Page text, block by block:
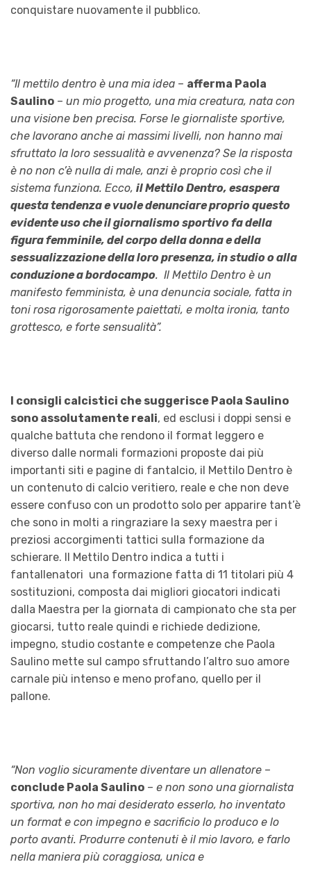
conquistare nuovamente il pubblico.
“Il mettilo dentro è una mia idea – afferma Paola
Saulino – un mio progetto, una mia creatura, nata con
una visione ben precisa. Forse le giornaliste sportive,
che lavorano anche ai massimi livelli, non hanno mai
sfruttato la loro sessualità e avvenenza? Se la risposta
è no non c’è nulla di male, anzi è proprio così che il
sistema funziona. Ecco, il Mettilo Dentro, esaspera
questa tendenza e vuole denunciare proprio questo
evidente uso che il giornalismo sportivo fa della
figura femminile, del corpo della donna e della
sessualizzazione della loro presenza, in studio o alla
conduzione a bordocampo. Il Mettilo Dentro è un
manifesto femminista, è una denuncia sociale, fatta in
toni rosa rigorosamente paiettati, e molta ironia, tanto
grottesco, e forte sensualità”.
I consigli calcistici che suggerisce Paola Saulino
sono assolutamente reali, ed esclusi i doppi sensi e
qualche battuta che rendono il format leggero e
diverso dalle normali formazioni proposte dai più
importanti siti e pagine di fantalcio, il Mettilo Dentro è
un contenuto di calcio veritiero, reale e che non deve
essere confuso con un prodotto solo per apparire tant’è
che sono in molti a ringraziare la sexy maestra per i
preziosi accorgimenti tattici sulla formazione da
schierare. Il Mettilo Dentro indica a tutti i
fantallenatori una formazione fatta di 11 titolari più 4
sostituzioni, composta dai migliori giocatori indicati
dalla Maestra per la giornata di campionato che sta per
giocarsi, tutto reale quindi e richiede dedizione,
impegno, studio costante e competenze che Paola
Saulino mette sul campo sfruttando l’altro suo amore
carnale più intenso e meno profano, quello per il
pallone.
“Non voglio sicuramente diventare un allenatore –
conclude Paola Saulino – e non sono una giornalista
sportiva, non ho mai desiderato esserlo, ho inventato
un format e con impegno e sacrificio lo produco e lo
porto avanti. Produrre contenuti è il mio lavoro, e farlo
nella maniera più coraggiosa, unica e